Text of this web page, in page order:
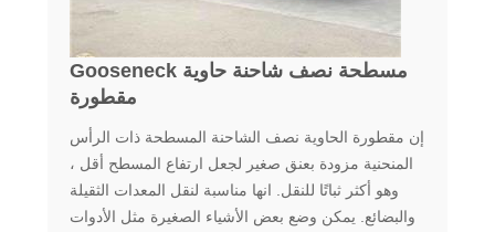
Gooseneck مسطحة نصف شاحنة حاوية
مقطورة
إن مقطورة الحاوية نصف الشاحنة المسطحة ذات الرأس
المنحنية مزودة بعنق صغير لجعل ارتفاع المسطح أقل ،
وهو أكثر ثباتًا للنقل. انها مناسبة لنقل المعدات الثقيلة
والبضائع. يمكن وضع بعض الأشياء الصغيرة مثل الأدوات